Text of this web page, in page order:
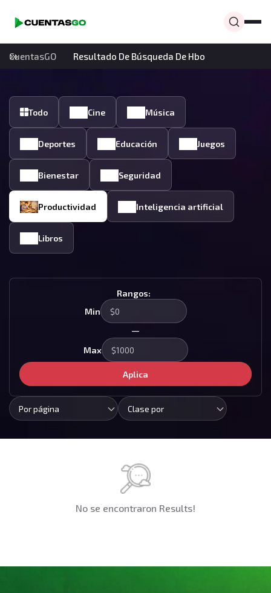
CuentasGO Resultado De Búsqueda De Hbo
Todo Cine Música
Deportes Educación Juegos
Bienestar Seguridad
Productividad Inteligencia artificial
Libros
Rangos:
Min
—
Max
Aplica
Por página Clase por
No se encontraron Results!